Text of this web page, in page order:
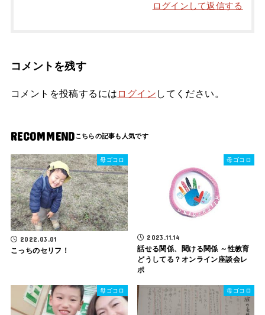
ログインして返信する
コメントを残す
コメントを投稿するには ログイン してください。
RECOMMEND
母ゴコロ
2022.03.01
こっちのセリフ！
母ゴコロ
2023.11.14
話せる関係、聞ける関係 ～性教育
どうしてる？オンライン座談会レ
ポ
母ゴコロ 母ゴコロ